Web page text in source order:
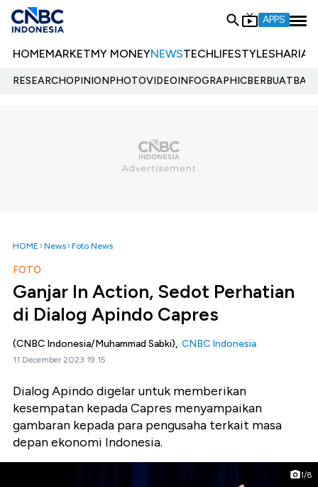
APPS
HOMEMARKETMY MONEYNEWSTECHLIFESTYLESHARIA
RESEARCHOPINIONPHOTOVIDEOINFOGRAPHIC
HOME News Foto News
FOTO
Ganjar In Action, Sedot Perhatian
di Dialog Apindo Capres
(CNBC Indonesia/Muhammad Sabki), CNBC Indonesia
11 December 2023 19:15
Dialog Apindo digelar untuk memberikan
kesempatan kepada Capres menyampaikan
gambaran kepada para pengusaha terkait masa
depan ekonomi Indonesia.
1/8